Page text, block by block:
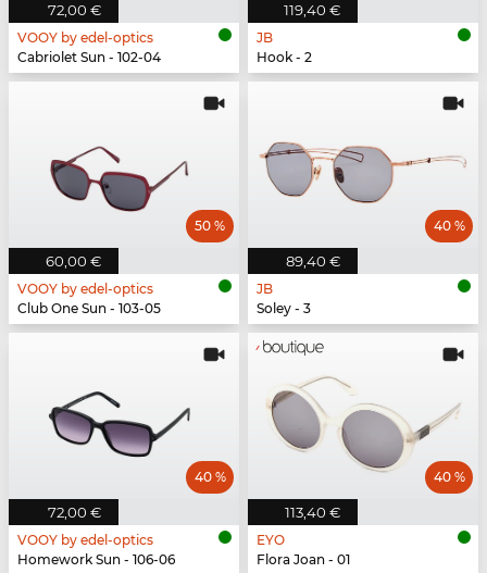
72,00 €
VOOY by edel-optics
Cabriolet Sun - 102-04
119,40 €
JB
Hook - 2
60,00 €
50 %
VOOY by edel-optics
Club One Sun - 103-05
89,40 €
40 %
JB
Soley - 3
72,00 €
40 %
VOOY by edel-optics
Homework Sun - 106-06
113,40 €
40 %
EYO
Flora Joan - 01